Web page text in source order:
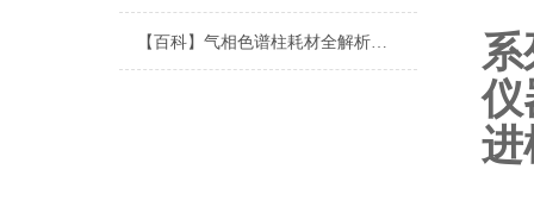
【百科】气相色谱柱耗材全解析：从固定相到柱材质的选择指南
系
仪
进